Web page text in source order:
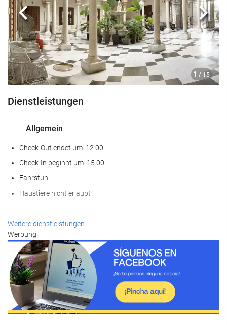
1 / 15
Zurück
Dienstleistungen
Allgemein
Check-Out endet um: 12:00
Check-In beginnt um: 15:00
Fahrstuhl
Haustiere nicht erlaubt
Wellness
Spa
Dampfbad/Türkisches Bad
Sauna
Fitnessraum
Empfangsdienste
Weitere dienstleistungen
Werbung